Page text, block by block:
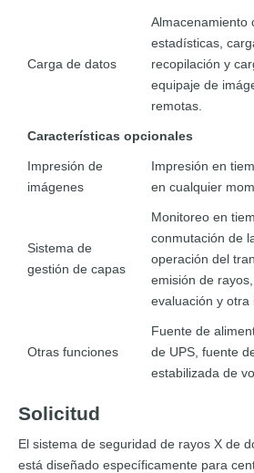
Carga de datos
Almacenamiento
estadísticas,
recopilación y
equipaje de
remotas.
Características opcionales
Impresión de
imágenes
Impresión en
en cualquier
Sistema de
gestión de capas
Monitoreo en
conmutación de
operación del
emisión de
evaluación y otra
Otras funciones
Fuente de
de UPS, fuente
estabilizada de
Solicitud
El sistema de seguridad de rayos X de
está diseñado específicamente para